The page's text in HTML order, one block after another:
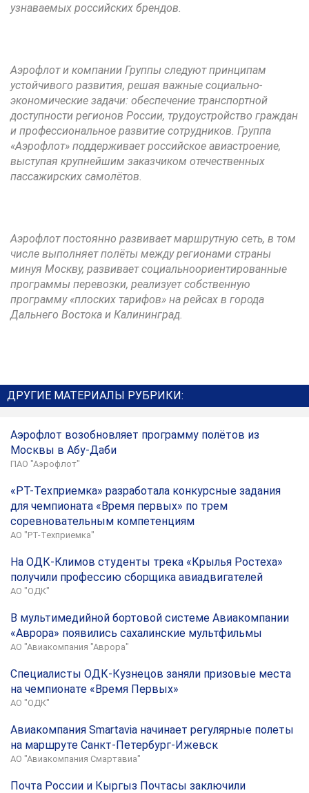
узнаваемых российских брендов.
Аэрофлот и компании Группы следуют принципам
устойчивого развития, решая важные социально-
экономические задачи: обеспечение транспортной
доступности регионов России, трудоустройство граждан
и профессиональное развитие сотрудников. Группа
«Аэрофлот» поддерживает российское авиастроение,
выступая крупнейшим заказчиком отечественных
пассажирских самолётов.
Аэрофлот постоянно развивает маршрутную сеть, в том
числе выполняет полёты между регионами страны
минуя Москву, развивает социальноориентированные
программы перевозки, реализует собственную
программу «плоских тарифов» на рейсах в города
Дальнего Востока и Калининград.
ДРУГИЕ МАТЕРИАЛЫ РУБРИКИ:
Аэрофлот возобновляет программу полётов из
Москвы в Абу-Даби
ПАО "Аэрофлот"
«РТ-Техприемка» разработала конкурсные задания
для чемпионата «Время первых» по трем
соревновательным компетенциям
АО "РТ-Техприемка"
На ОДК-Климов студенты трека «Крылья Ростеха»
получили профессию сборщика авиадвигателей
АО "ОДК"
В мультимедийной бортовой системе Авиакомпании
«Аврора» появились сахалинские мультфильмы
АО "Авиакомпания "Аврора"
Специалисты ОДК-Кузнецов заняли призовые места
на чемпионате «Время Первых»
АО "ОДК"
Авиакомпания Smartavia начинает регулярные полеты
на маршруте Санкт-Петербург-Ижевск
АО "Авиакомпания Смартавиа"
Почта России и Кыргыз Почтасы заключили